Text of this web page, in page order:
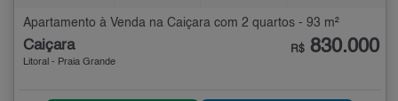
Apartamento à Venda na Caiçara com 2 quartos - 93 m²
Caiçara
Litoral - Praia Grande
R$ 830.000